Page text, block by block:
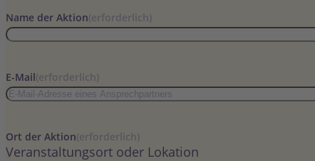
Name der Aktion(erforderlich)
E-Mail(erforderlich)
Ort der Aktion(erforderlich)
Veranstaltungsort oder Lokation